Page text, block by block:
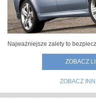
Najważniejsze zalety to
ZOBACZ
ZOBACZ